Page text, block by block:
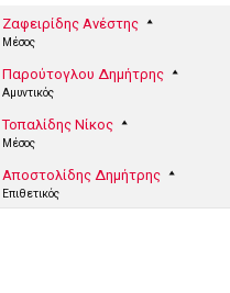
Ζαφειρίδης Ανέστης
Μέσος
Παρούτογλου Δημήτρης
Αμυντικός
Τοπαλίδης Νίκος
Μέσος
Αποστολίδης Δημήτρης
Επιθετικός